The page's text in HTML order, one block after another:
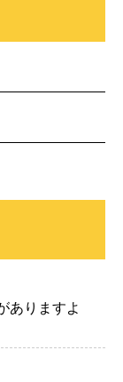
ありますよ